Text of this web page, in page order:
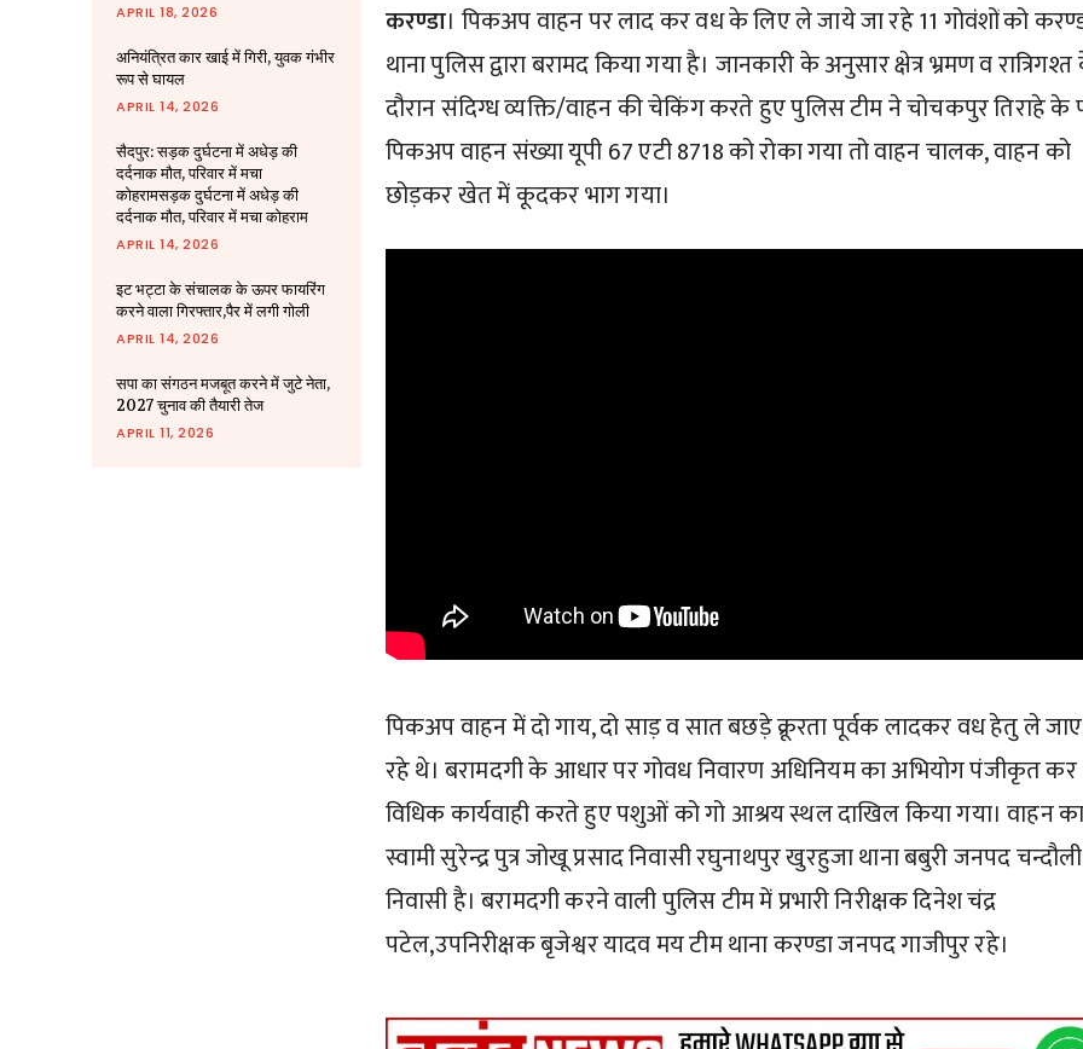
APRIL 18, 2026
अनियंत्रित कार खाई में गिरी, युवक गंभीर
रूप से घायल
APRIL 14, 2026
सैदपुर: सड़क दुर्घटना में अधेड़ की
दर्दनाक मौत, परिवार में मचा
कोहरामसड़क दुर्घटना में अधेड़ की
दर्दनाक मौत, परिवार में मचा कोहराम
APRIL 14, 2026
इट भट्टा के संचालक के ऊपर फायरिंग
करने वाला गिरफ्तार,पैर में लगी गोली
APRIL 14, 2026
सपा का संगठन मजबूत करने में जुटे नेता,
2027 चुनाव की तैयारी तेज
APRIL 11, 2026
करण्डा। पिकअप वाहन पर लाद कर वध के लिए ले जाये जा रहे 11 गोवंशों को
थाना पुलिस द्वारा बरामद किया गया है। जानकारी के अनुसार क्षेत्र भ्रमण व
दौरान संदिग्ध व्यक्ति/वाहन की चेकिंग करते हुए पुलिस टीम ने चोचकपुर तिराहे के
पिकअप वाहन संख्या यूपी 67 एटी 8718 को रोका गया तो वाहन चालक, वाहन को
छोड़कर खेत में कूदकर भाग गया।
पिकअप वाहन में दो गाय, दो साड़ व सात बछड़े क्रूरता पूर्वक लादकर वध हेतु ले
रहे थे। बरामदगी के आधार पर गोवध निवारण अधिनियम का अभियोग पंजीकृत कर
विधिक कार्यवाही करते हुए पशुओं को गो आश्रय स्थल दाखिल किया गया। वाहन का
स्वामी सुरेन्द्र पुत्र जोखू प्रसाद निवासी रघुनाथपुर खुरहुजा थाना बबुरी जनपद
निवासी है। बरामदगी करने वाली पुलिस टीम में प्रभारी निरीक्षक दिनेश चंद्र
पटेल,उपनिरीक्षक बृजेश्वर यादव मय टीम थाना करण्डा जनपद गाजीपुर रहे।